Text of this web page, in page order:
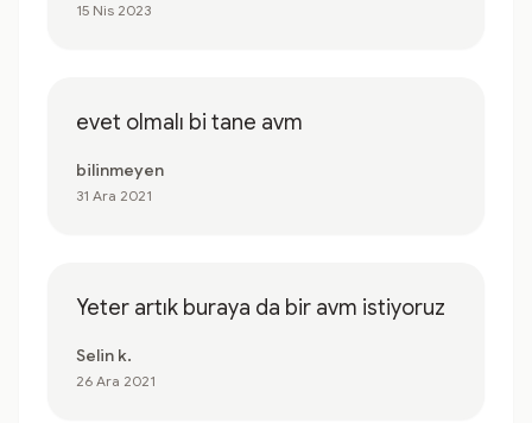
15 Nis 2023
evet olmalı bi tane avm
bilinmeyen
31 Ara 2021
Yeter artık buraya da bir avm istiyoruz
Selin k.
26 Ara 2021